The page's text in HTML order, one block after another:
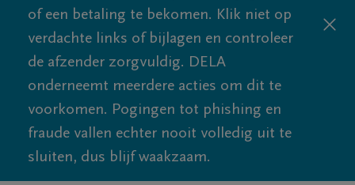
of een betaling te bekomen. Klik niet op
verdachte links of bijlagen en controleer
de afzender zorgvuldig. DELA
onderneemt meerdere acties om dit te
voorkomen. Pogingen tot phishing en
fraude vallen echter nooit volledig uit te
sluiten, dus blijf waakzaam.